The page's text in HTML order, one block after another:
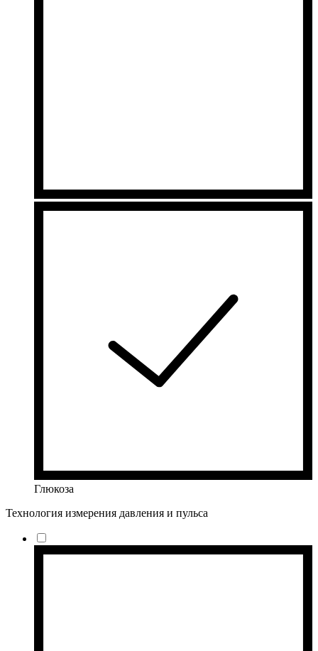
Глюкоза
Технология измерения давления и пульса